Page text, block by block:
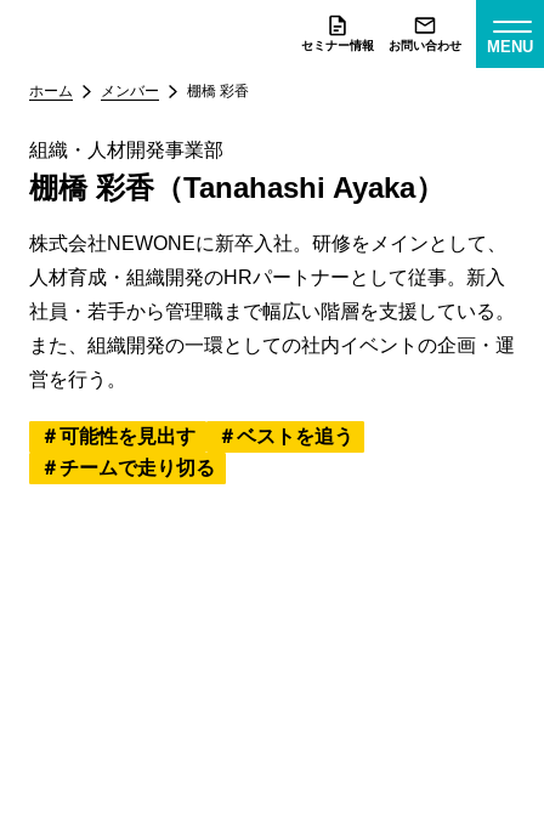
セミナー情報 お問い合わせ MENU
ホーム メンバー 棚橋 彩香
組織・人材開発事業部
棚橋 彩香（Tanahashi Ayaka）
株式会社NEWONEに新卒入社。研修をメインとして、
人材育成・組織開発のHRパートナーとして従事。新入
社員・若手から管理職まで幅広い階層を支援している。
また、組織開発の一環としての社内イベントの企画・運
営を行う。
可能性を見出す
ベストを追う
チームで走り切る